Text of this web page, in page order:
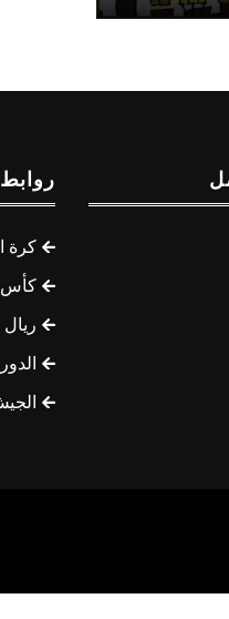
كرة
كأس
ريال